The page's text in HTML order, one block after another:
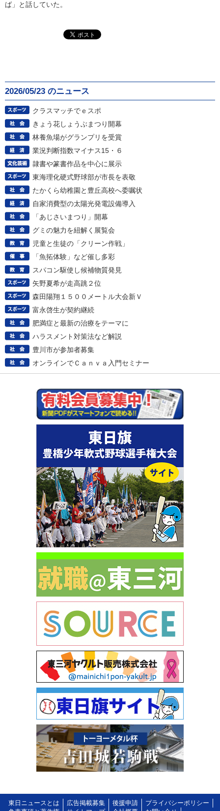
ば」と話していた。
2026/05/23 のニュース
クラスマッチでｅスポ
きょう花しょうぶまつり開幕
林養魚場がグランプリを受賞
業況判断指数マイナス15・６
隷書や篆書作品を中心に展示
東海理化硬式野球部が市長を表敬
たかくら幼稚園と豊丘高校へ委嘱状
自家消費型の太陽光発電設備導入
「あじさいまつり」開幕
グミの魅力を紐解く展覧会
児童と生徒の「クリーン作戦」
「魚拓体験」など催し多彩
スパコン駆使し候補物質発見
矢野夏希が走高跳２位
森田陽翔１５００メートル大会新Ｖ
富永啓生が契約継続
肥満症と最新の治療をテーマに
ハラスメント対策法など解説
豊川市が参加者募集
オンラインでＣａｎｖａ入門セミナー
東日ニュースとは 広告掲載募集 後援申請
プライバシーポリシー